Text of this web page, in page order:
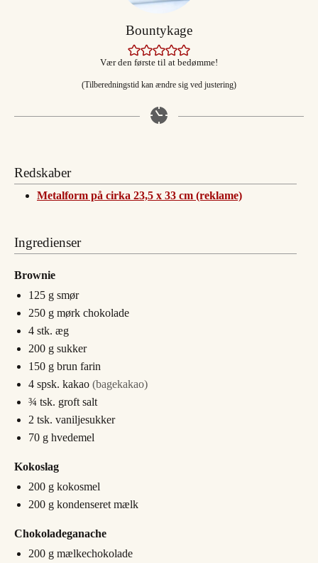
Bountykage
Vær den første til at bedømme!
(Tilberedningstid kan ændre sig ved justering)
Redskaber
Metalform på cirka 23,5 x 33 cm (reklame)
Ingredienser
Brownie
125 g smør
250 g mørk chokolade
4 stk. æg
200 g sukker
150 g brun farin
4 spsk. kakao (bagekakao)
¾ tsk. groft salt
2 tsk. vaniljesukker
70 g hvedemel
Kokoslag
200 g kokosmel
200 g kondenseret mælk
Chokoladeganache
200 g mælkechokolade